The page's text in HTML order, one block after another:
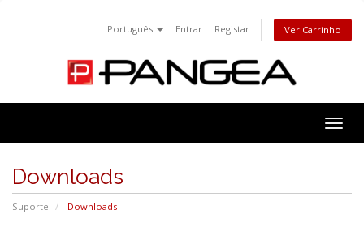
Português Entrar Registar Ver Carrinho
Downloads
Suporte Downloads